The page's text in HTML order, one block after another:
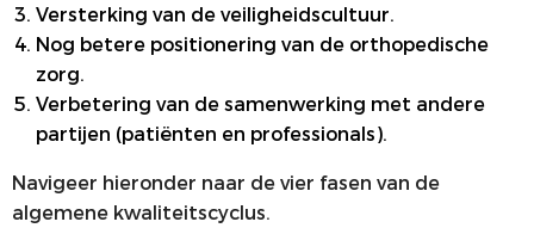
Versterking van de veiligheidscultuur.
Nog betere positionering van de orthopedische
zorg.
Verbetering van de samenwerking met andere
partijen (patiënten en professionals).
Navigeer hieronder naar de vier fasen van de
algemene kwaliteitscyclus.